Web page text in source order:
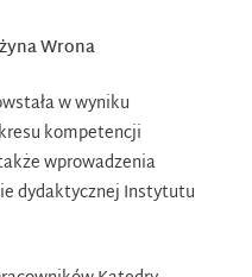
Wrona
w wyniku
kompetencji
wprowadzenia
dydaktycznej Instytutu